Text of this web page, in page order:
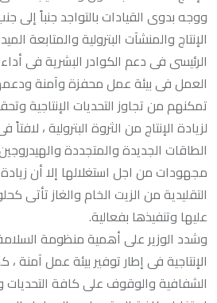
ووجه بدوى القيادات بالتواجد جنباً إلى
الإنتاج والمنشآت البترولية والمتابعة
الرئيسى فى دعم الكوادر البشرية فى
العمل فى بيئة عمل محفزة وآمنة
تمكنهم من تجاوز التحديات الإنتاجية
لزيادة الإنتاج من الثروة البترولية ،
الطاقات الجديدة والمتجددة
مجهودات من اجل استغلالها إلا أن زيادة
التقليدية من الزيت الخام والغاز تأتى
عليها وتنفيذها بفعالية.
وشدد الوزير على أهمية منظومة
الإنتاجية فى إطار توفير بيئة عمل آمنة
الشفافية والوقوف على كافة